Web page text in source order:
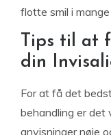
flotte smil i
Tips til at
din
For at få det
behandling er
anvisninger nøje